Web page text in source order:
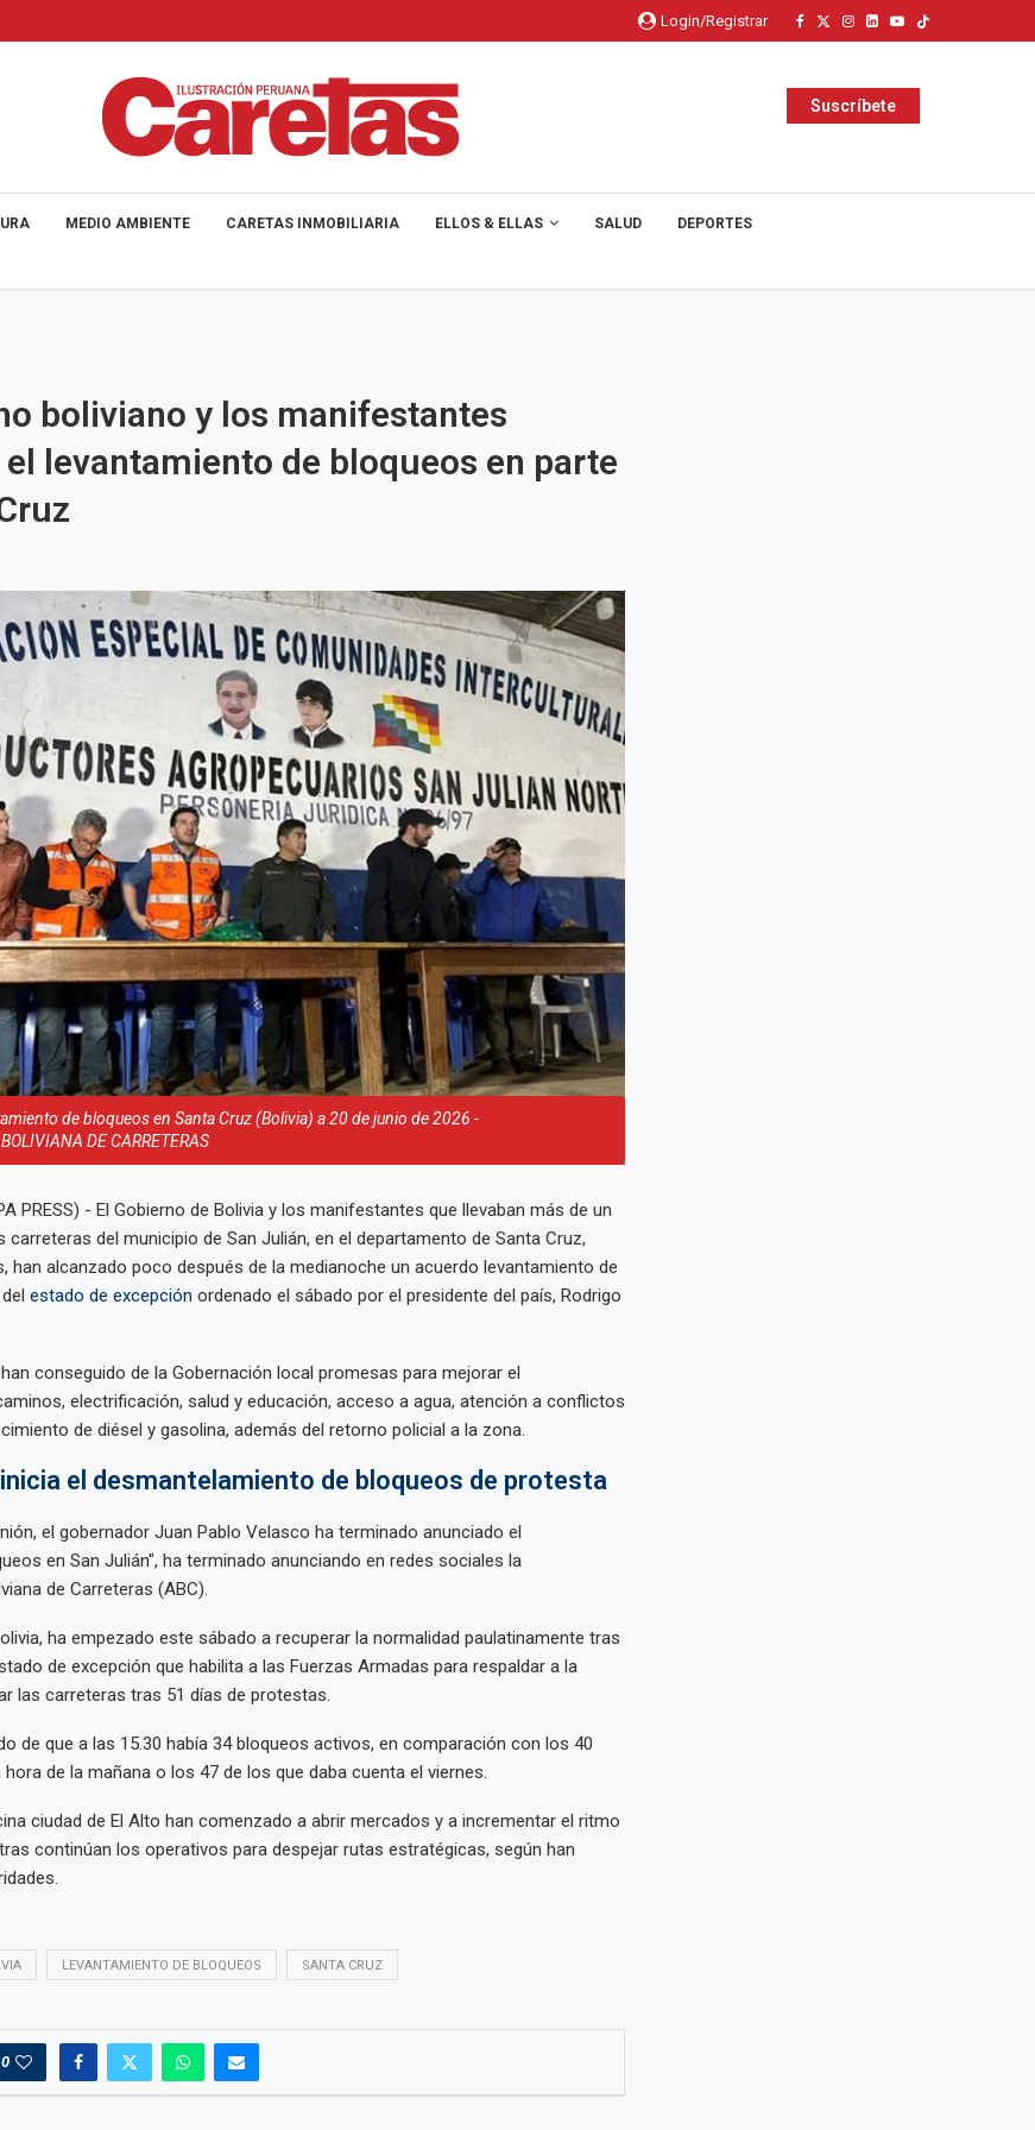
Login/Registrar
Suscríbete
MEDIO AMBIENTE CARETAS INMOBILIARIA ELLOS & ELLAS SALUD DEPORTES
boliviano y los manifestantes
levantamiento de bloqueos en parte
de bloqueos en Santa Cruz (Bolivia) a 20 de junio de 2026 -
DE CARRETERAS
PRESS) - El Gobierno de Bolivia y los manifestantes que llevaban más de un
carreteras del municipio de San Julián, en el departamento de Santa Cruz,
han alcanzado poco después de la medianoche un acuerdo levantamiento de
estado de excepción ordenado el sábado por el presidente del país, Rodrigo
conseguido de la Gobernación local promesas para mejorar el
electrificación, salud y educación, acceso a agua, atención a conflictos
de diésel y gasolina, además del retorno policial a la zona.
inicia el desmantelamiento de bloqueos de protesta
el gobernador Juan Pablo Velasco ha terminado anunciado el
en San Julián", ha terminado anunciando en redes sociales la
de Carreteras (ABC).
ha empezado este sábado a recuperar la normalidad paulatinamente tras
de excepción que habilita a las Fuerzas Armadas para respaldar a la
las carreteras tras 51 días de protestas.
de que a las 15.30 había 34 bloqueos activos, en comparación con los 40
de la mañana o los 47 de los que daba cuenta el viernes.
ciudad de El Alto han comenzado a abrir mercados y a incrementar el ritmo
continúan los operativos para despejar rutas estratégicas, según han
LEVANTAMIENTO DE BLOQUEOS SANTA CRUZ
0